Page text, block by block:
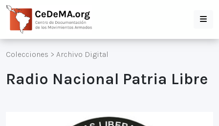
Colecciones > Archivo Digital
Radio Nacional Patria Libre